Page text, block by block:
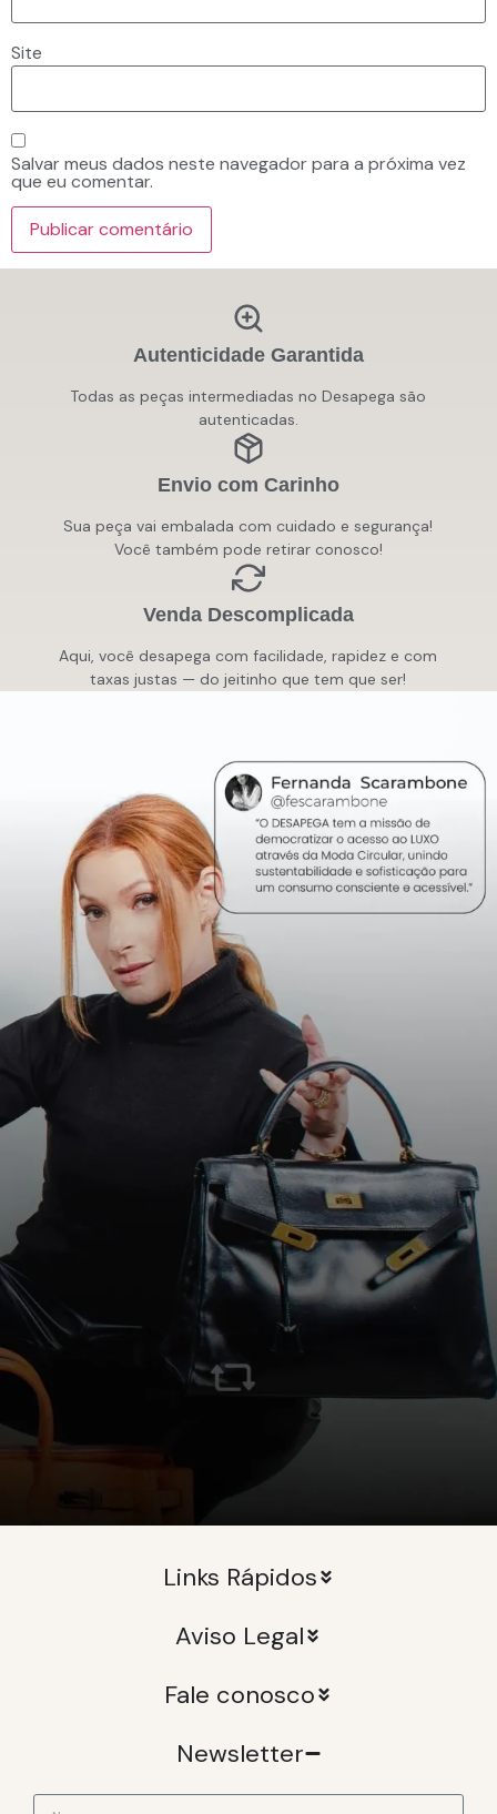
Site
Salvar meus dados neste navegador para a próxima vez
que eu comentar.
Autenticidade Garantida
Todas as peças intermediadas no Desapega são
autenticadas.
Envio com Carinho
Sua peça vai embalada com cuidado e segurança!
Você também pode retirar conosco!
Venda Descomplicada
Aqui, você desapega com facilidade, rapidez e com
taxas justas — do jeitinho que tem que ser!
Links Rápidos
Aviso Legal
Fale conosco
Newsletter